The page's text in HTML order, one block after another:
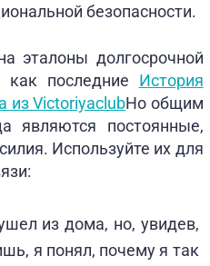
безопасности.
эталоны долгосрочной
как последние История
из VictoriyaclubНо общим
являются постоянные,
Используйте их для
из дома, но, увидев,
я понял, почему я так